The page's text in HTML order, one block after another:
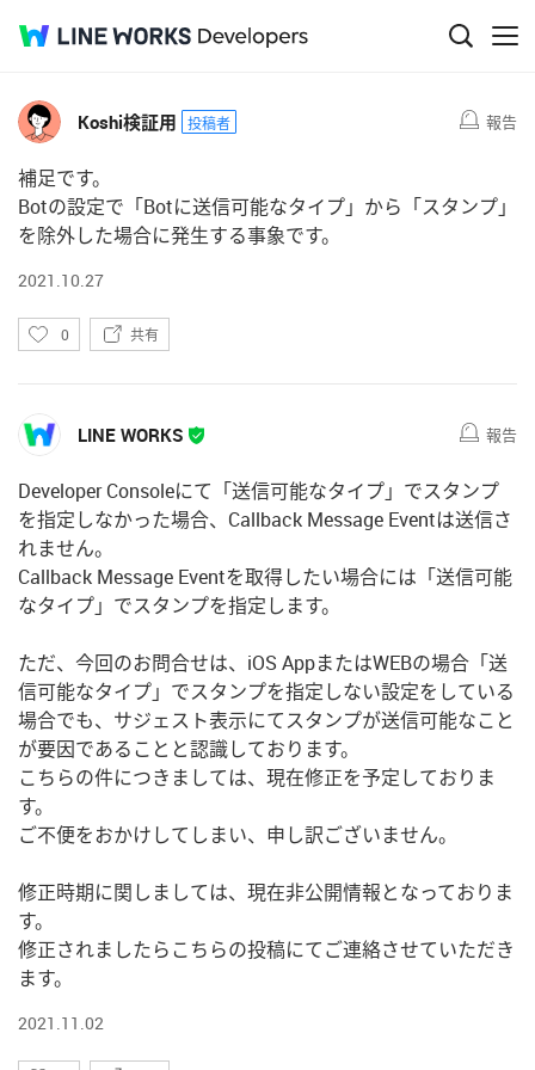
Q&A
コメント 4
Koshi検証用 投稿者 報告
補足です。
Botの設定で「Botに送信可能なタイプ」から「スタンプ」
を除外した場合に発生する事象です。
2021.10.27
い
0 共有
LINE WORKS 報告
Developer Consoleにて「送信可能なタイプ」でスタンプ
を指定しなかった場合、Callback Message Eventは送信さ
れません。
Callback Message Eventを取得したい場合には「送信可能
なタイプ」でスタンプを指定します。
ただ、今回のお問合せは、iOS AppまたはWEBの場合「送
信可能なタイプ」でスタンプを指定しない設定をしている
場合でも、サジェスト表示にてスタンプが送信可能なこと
が要因であることと認識しております。
こちらの件につきましては、現在修正を予定しておりま
す。
ご不便をおかけしてしまい、申し訳ございません。
修正時期に関しましては、現在非公開情報となっておりま
す。
修正されましたらこちらの投稿にてご連絡させていただき
ます。
2021.11.02